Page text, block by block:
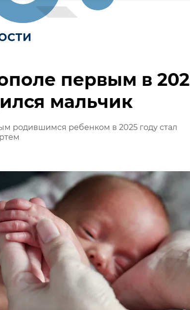
первым в
мальчик
родившимся ребенком в 2025 году стал